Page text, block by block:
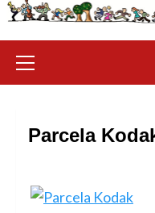
primario
Parcela